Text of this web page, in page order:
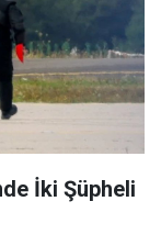
İki Şüpheli